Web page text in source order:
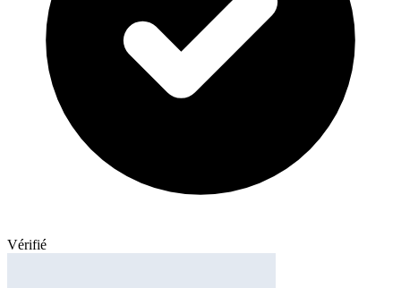
Vérifié